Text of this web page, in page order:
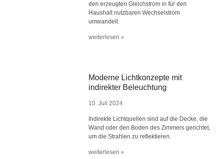
den erzeugten Gleichstrom in für den
Haushalt nutzbaren Wechselstrom
umwandelt.
weiterlesen »
Moderne Lichtkonzepte mit
indirekter Beleuchtung
10. Juli 2024
Indirekte Lichtquellen sind auf die Decke, die
Wand oder den Boden des Zimmers gerichtet,
um die Strahlen zu reflektieren.
weiterlesen »